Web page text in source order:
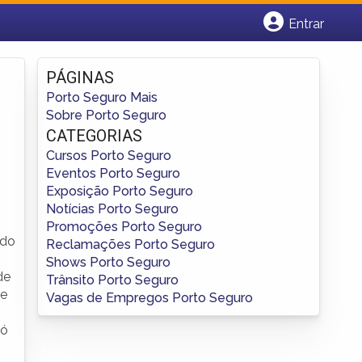
Entrar
Fazer login
Criar conta
PÁGINAS
Porto Seguro Mais
Sobre Porto Seguro
CATEGORIAS
Cursos Porto Seguro
Eventos Porto Seguro
Exposição Porto Seguro
Notícias Porto Seguro
Promoções Porto Seguro
Reclamações Porto Seguro
Shows Porto Seguro
Trânsito Porto Seguro
Vagas de Empregos Porto Seguro